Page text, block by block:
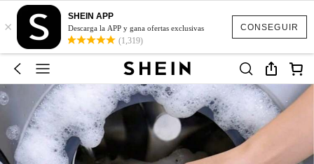
CONSEGUIR
×
SHEIN APP
Descarga la APP y gana ofertas exclusivas
(1,319)